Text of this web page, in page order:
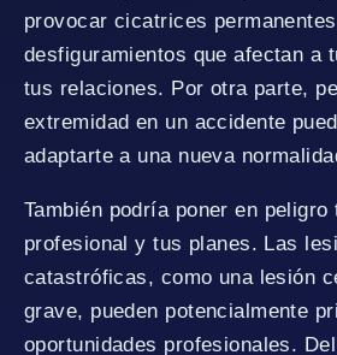
provocar cicatrices
desfiguramientos que afectan a
tus relaciones. Por otra parte,
extremidad en un accidente
adaptarte a una nueva
También podría poner en peligro
profesional y tus planes. Las
catastróficas, como una lesión
grave, pueden potencialmente
oportunidades profesionales.